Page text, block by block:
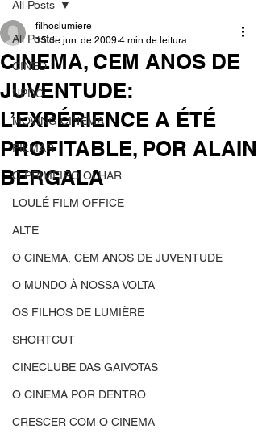
All Posts
CINED
NPDC
MOVING CINEMA
FILMAR
O PRIMEIRO OLHAR
LOULÉ FILM OFFICE
ALTE
O CINEMA, CEM ANOS DE JUVENTUDE
O MUNDO À NOSSA VOLTA
OS FILHOS DE LUMIÈRE
SHORTCUT
CINECLUBE DAS GAIVOTAS
O CINEMA POR DENTRO
CRESCER COM O CINEMA
All Posts
CINEMA, CEM ANOS DE
JUVENTUDE:
L’EXPÉRIENCE A ÉTÉ
PROFITABLE, POR ALAIN
BERGALA
filhoslumiere
15 de jun. de 2009 4 min de leitura